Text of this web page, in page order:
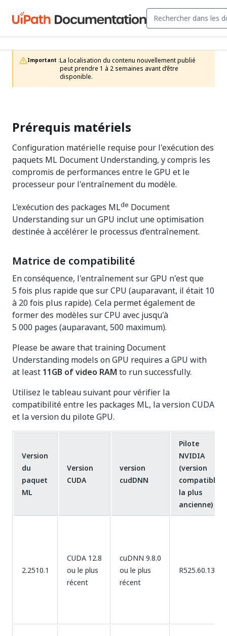
Important :La localisation du contenu nouvellement publié
peut prendre 1 à 2 semaines avant d’être
disponible.
Prérequis matériels
Configuration matérielle requise pour l'exécution des
paquets ML Document Understanding, y compris les
compromis de performances entre le GPU et le
processeur pour l'entraînement du modèle.
L’exécution des packages MLde Document
Understanding sur un GPU inclut une optimisation
destinée à accélérer le processus d’entraînement.
Matrice de compatibilité
En conséquence, l'entraînement sur GPU n'est que
5 fois plus rapide que sur CPU (auparavant, il était 10
à 20 fois plus rapide). Cela permet également de
former des modèles sur CPU avec jusqu'à
5 000 pages (auparavant, 500 maximum).
Please be aware that training Document
Understanding models on GPU requires a GPU with
at least 11GB of video RAM to run successfully.
Utilisez le tableau suivant pour vérifier la
compatibilité entre les packages ML, la version CUDA
et la version du pilote GPU.
Version
du
paquet
ML
Version
CUDA
version
cudDNN
Pilote
NVIDIA
(version
compatible
la plus
ancienne)
2.2510.1
CUDA 12.8
ou le plus
récent
cuDNN 9.8.0
ou le plus
récent
R525.60.13